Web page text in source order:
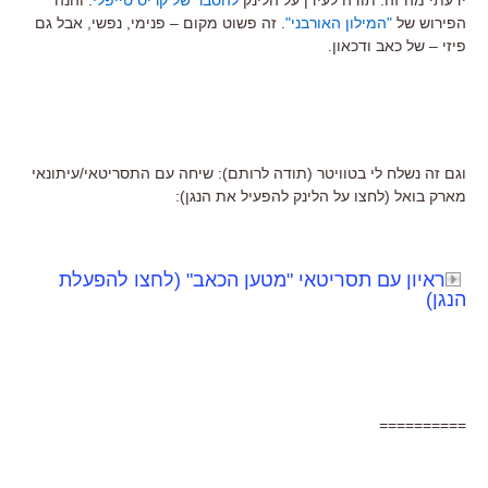
הפירוש של "המילון האורבני" . זה פשוט מקום – פנימי, נפשי, אבל גם
פיזי – של כאב ודכאון.
וגם זה נשלח לי בטוויטר (תודה לרותם): שיחה עם התסריטאי/עיתונאי
מארק בואל (לחצו על הלינק להפעיל את הנגן):
ראיון עם תסריטאי "מטען הכאב" (לחצו להפעלת
הנגן)
==========